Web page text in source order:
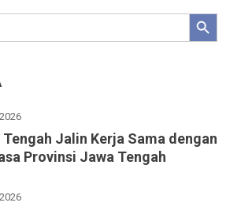
Search Button
Tengah Jalin Kerja Sama dengan
Provinsi Jawa Tengah